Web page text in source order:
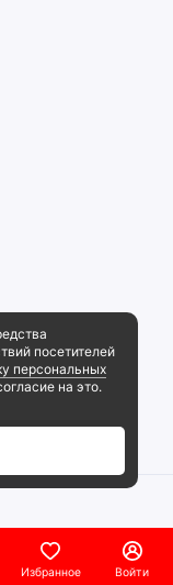
Избранное Войти
посетителей
персональных
на это.